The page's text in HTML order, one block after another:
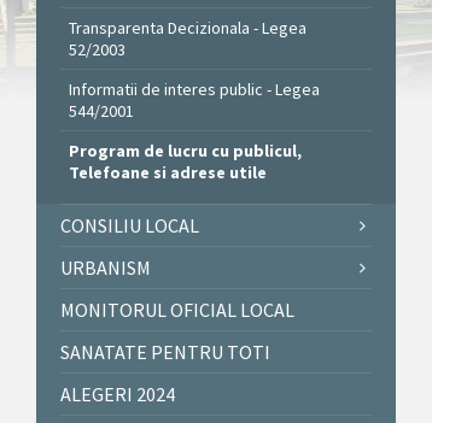
Transparenta Decizionala - Legea
52/2003
Informatii de interes public - Legea
544/2001
Program de lucru cu publicul,
Telefoane si adrese utile
CONSILIU LOCAL
URBANISM
MONITORUL OFICIAL LOCAL
SANATATE PENTRU TOTI
ALEGERI 2024